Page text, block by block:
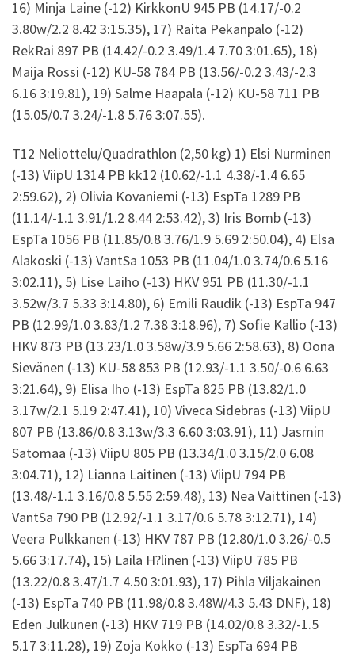
16) Minja Laine (-12) KirkkonU 945 PB (14.17/-0.2
3.80w/2.2 8.42 3:15.35), 17) Raita Pekanpalo (-12)
RekRai 897 PB (14.42/-0.2 3.49/1.4 7.70 3:01.65), 18)
Maija Rossi (-12) KU-58 784 PB (13.56/-0.2 3.43/-2.3
6.16 3:19.81), 19) Salme Haapala (-12) KU-58 711 PB
(15.05/0.7 3.24/-1.8 5.76 3:07.55).
T12 Neliottelu/Quadrathlon (2,50 kg) 1) Elsi Nurminen
(-13) ViipU 1314 PB kk12 (10.62/-1.1 4.38/-1.4 6.65
2:59.62), 2) Olivia Kovaniemi (-13) EspTa 1289 PB
(11.14/-1.1 3.91/1.2 8.44 2:53.42), 3) Iris Bomb (-13)
EspTa 1056 PB (11.85/0.8 3.76/1.9 5.69 2:50.04), 4) Elsa
Alakoski (-13) VantSa 1053 PB (11.04/1.0 3.74/0.6 5.16
3:02.11), 5) Lise Laiho (-13) HKV 951 PB (11.30/-1.1
3.52w/3.7 5.33 3:14.80), 6) Emili Raudik (-13) EspTa 947
PB (12.99/1.0 3.83/1.2 7.38 3:18.96), 7) Sofie Kallio (-13)
HKV 873 PB (13.23/1.0 3.58w/3.9 5.66 2:58.63), 8) Oona
Sievänen (-13) KU-58 853 PB (12.93/-1.1 3.50/-0.6 6.63
3:21.64), 9) Elisa Iho (-13) EspTa 825 PB (13.82/1.0
3.17w/2.1 5.19 2:47.41), 10) Viveca Sidebras (-13) ViipU
807 PB (13.86/0.8 3.13w/3.3 6.60 3:03.91), 11) Jasmin
Satomaa (-13) ViipU 805 PB (13.34/1.0 3.15/2.0 6.08
3:04.71), 12) Lianna Laitinen (-13) ViipU 794 PB
(13.48/-1.1 3.16/0.8 5.55 2:59.48), 13) Nea Vaittinen (-13)
VantSa 790 PB (12.92/-1.1 3.17/0.6 5.78 3:12.71), 14)
Veera Pulkkanen (-13) HKV 787 PB (12.80/1.0 3.26/-0.5
5.66 3:17.74), 15) Laila H?linen (-13) ViipU 785 PB
(13.22/0.8 3.47/1.7 4.50 3:01.93), 17) Pihla Viljakainen
(-13) EspTa 740 PB (11.98/0.8 3.48W/4.3 5.43 DNF), 18)
Eden Julkunen (-13) HKV 719 PB (14.02/0.8 3.32/-1.5
5.17 3:11.28), 19) Zoja Kokko (-13) EspTa 694 PB